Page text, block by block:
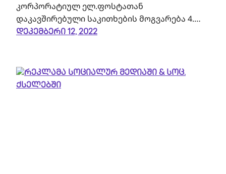
კორპორატიულ ელ.ფოსტათან
დაკავშირებული საკითხების მოგვარება 4.…
დეკემბერი 12, 2022